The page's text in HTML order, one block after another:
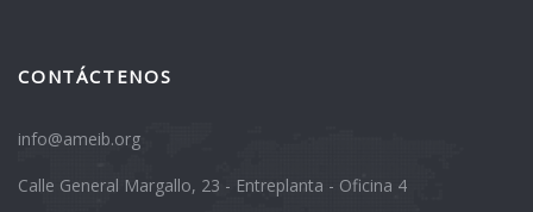
CONTÁCTENOS
info@ameib.org
Calle General Margallo, 23 - Entreplanta - Oficina 4